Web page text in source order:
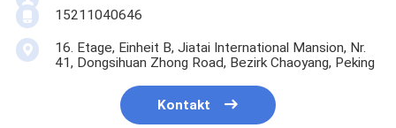
15211040646
16. Etage, Einheit B, Jiatai International Mansion, Nr.
41, Dongsihuan Zhong Road, Bezirk Chaoyang, Peking
Kontakt